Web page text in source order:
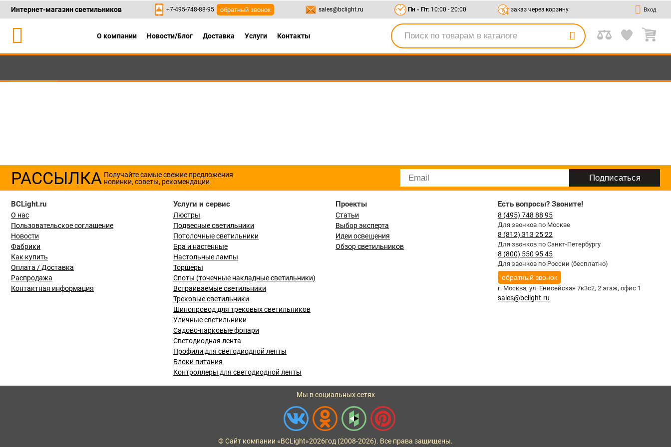
Интернет-магазин светильников +7-495-748-88-95 обратный звонок sales@bclight.ru Пн - Пт: 10:00 - 20:00 заказ через корзину Вход
О компании Новости/Блог Доставка Услуги Контакты
РАССЫЛКА Получайте самые свежие предложения
новинки, советы, рекомендации
BCLight.ru
О нас
Пользовательское соглашение
Новости
Фабрики
Как купить
Оплата / Доставка
Распродажа
Контактная информация
Услуги и сервис
Люстры
Подвесные светильники
Потолочные светильники
Бра и настенные
Настольные лампы
Торшеры
Споты (точечные накладные светильники)
Встраиваемые светильники
Трековые светильники
Шинопровод для трековых светильников
Уличные светильники
Садово-парковые фонари
Светодиодная лента
Профили для светодиодной ленты
Блоки питания
Контроллеры для светодиодной ленты
Проекты
Статьи
Выбор эксперта
Идеи освещения
Обзор светильников
Есть вопросы? Звоните!
8 (495) 748 88 95
Для звонков по Москве
8 (812) 313 25 22
Для звонков по Санкт-Петербургу
8 (800) 550 95 45
Для звонков по России (бесплатно)
обратный звонок
г. Москва, ул. Енисейская 7к3с2, 2 этаж, офис 1
sales@bclight.ru
Мы в социальных сетях
© Сайт компании «BCLight»2026год (2008-2026). Все права защищены.